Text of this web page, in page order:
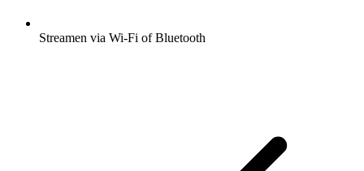
Streamen via Wi-Fi of Bluetooth